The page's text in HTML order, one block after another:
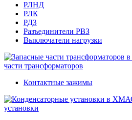
РЛНД
РЛК
РДЗ
Разъединители РВЗ
Выключатели нагрузки
части трансформаторов
Контактные зажимы
установки